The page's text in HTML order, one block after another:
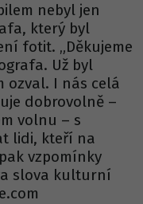
nebyl jen
který byl
fotit. „Děkujeme
Už byl
ozval. I nás celá
dobrovolně –
volnu – s
lidi, kteří na
vzpomínky
slova kulturní